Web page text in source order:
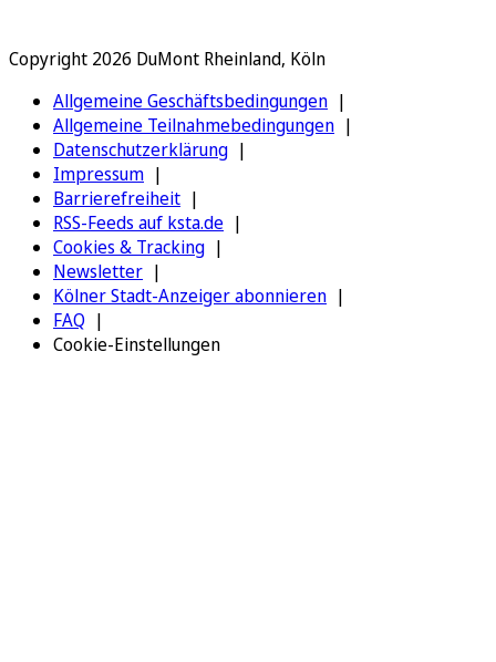
Copyright 2026 DuMont Rheinland, Köln
Allgemeine Geschäftsbedingungen
Allgemeine Teilnahmebedingungen
Datenschutzerklärung
Impressum
Barrierefreiheit
RSS-Feeds auf ksta.de
Cookies & Tracking
Newsletter
Kölner Stadt-Anzeiger abonnieren
FAQ
Cookie-Einstellungen